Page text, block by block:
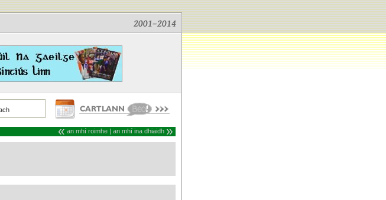
« an mhí roimhe | an mhí ina dhiaidh »